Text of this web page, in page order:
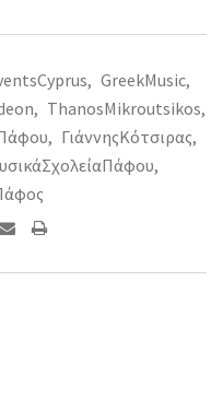
, GreekMusic,
, ThanosMikroutsikos,
, ΓιάννηςΚότσιρας,
,
SharePrint